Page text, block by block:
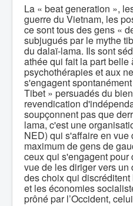
La « beat generation »,
guerre du Vietnam, les
ce sont tous des gens «
subjugués par le mythe
du dalaï-lama. Ils sont
athée qui fait la part
psychothérapies et aux
s'engagent
Tibet » persuadés du
revendication
soupçonnent pas que
lama, c'est une
NED) qui s'affaire en vue
maximum de gens de
ceux qui s'engagent pour
vue de les diriger vers un
des choix qui
et les économies
prôné par l’Occident,